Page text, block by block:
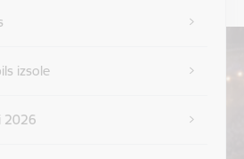
izsole
2026